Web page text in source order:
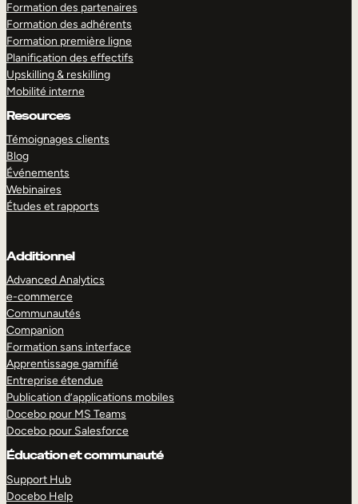
Formation des partenaires
Formation des adhérents
Formation première ligne
Planification des effectifs
Upskilling & reskilling
Mobilité interne
Resources
Témoignages clients
Blog
Événements
Webinaires
Études et rapports
Additionnel
Advanced Analytics
e-commerce
Communautés
Companion
Formation sans interface
Apprentissage gamifié
Entreprise étendue
Publication d’applications mobiles
Docebo pour MS Teams
Docebo pour Salesforce
Éducation et communauté
Support Hub
Docebo Help